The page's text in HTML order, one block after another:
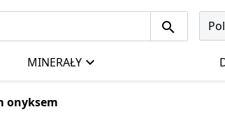
MINERAŁY
onyksem